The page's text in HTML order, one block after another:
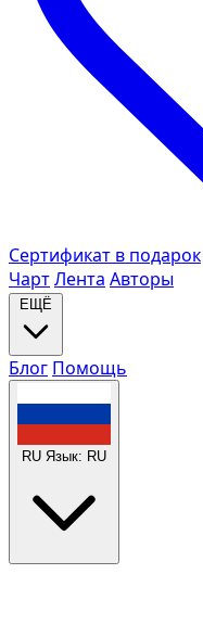
Сертификат в подарок
ЧартЛента Авторы
ЕЩЁ
Блог Помощь
RU Язык: RU